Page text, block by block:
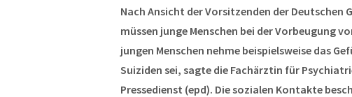
Nach Ansicht der Vorsitzenden der
müssen junge Menschen bei der Vorbeugung
jungen Menschen nehme beispielsweise das
Suiziden sei, sagte die Fachärztin für
Pressedienst (epd). Die sozialen Kontakte